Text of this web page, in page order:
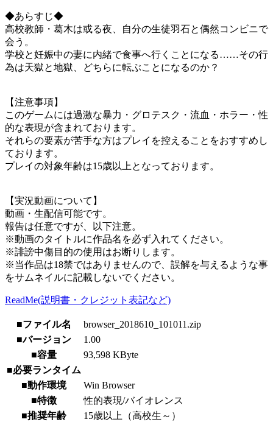
◆あらすじ◆
高校教師・葛木は或る夜、自分の生徒羽石と偶然コンビニで
会う。
学校と妊娠中の妻に内緒で食事へ行くことになる……その行
為は天獄と地獄、どちらに転ぶことになるのか？
【注意事項】
このゲームには過激な暴力・グロテスク・流血・ホラー・性
的な表現が含まれております。
それらの要素が苦手な方はプレイを控えることをおすすめし
ております。
プレイの対象年齢は15歳以上となっております。
【実況動画について】
動画・生配信可能です。
報告は任意ですが、以下注意。
※動画のタイトルに作品名を必ず入れてください。
※誹謗中傷目的の使用はお断りします。
※当作品は18禁ではありませんので、誤解を与えるような事
をサムネイルに記載しないでください。
ReadMe(説明書・クレジット表記など)
■ファイル名
browser_2018610_101011.zip
■バージョン
1.00
■容量
93,598 KByte
■必要ランタイム
■動作環境
Win Browser
■特徴
性的表現/バイオレンス
■推奨年齢
15歳以上（高校生～）